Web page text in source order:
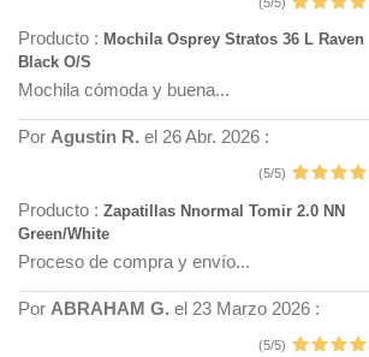
Producto : Mochila Osprey Stratos 36 L Raven
Black O/S
Mochila cómoda y buena...
Por Agustin R. el 26 Abr. 2026 :
(5/5)
Producto : Zapatillas Nnormal Tomir 2.0 NN
Green/White
Proceso de compra y envío...
Por ABRAHAM G. el 23 Marzo 2026 :
(5/5)